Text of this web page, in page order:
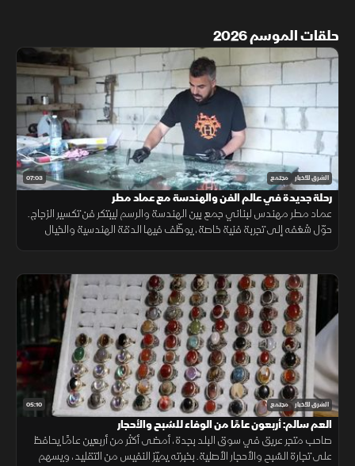
حلقات الموسم 2026
07:03 الشرق للأخبار مجتمع
رحلة جديدة في عالم الفن والهندسة مع عماد مطر
عماد مطر مهندس لبناني جمع بين الهندسة والرسم ليبتكر فن تكسير الزجاج.
حوّل شغفه إلى تجربة فنية خاصة، يوظّف فيها الدقة الهندسية والخيال
05:10 الشرق للأخبار مجتمع
العم سالم: أربعون عامًا من الوفاء للسُبح والأحجار
صاحب متجر عريق في سوق البلد بجدة، أمضى أكثر من أربعين عامًا يحافظ
على تجارة السُبح والأحجار الأصلية. بخبرته يميّز النفيس من التقليد، ويسهم